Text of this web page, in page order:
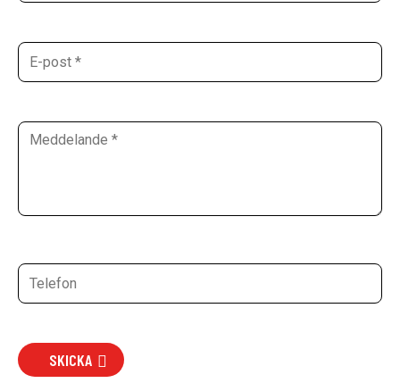
SKICKA